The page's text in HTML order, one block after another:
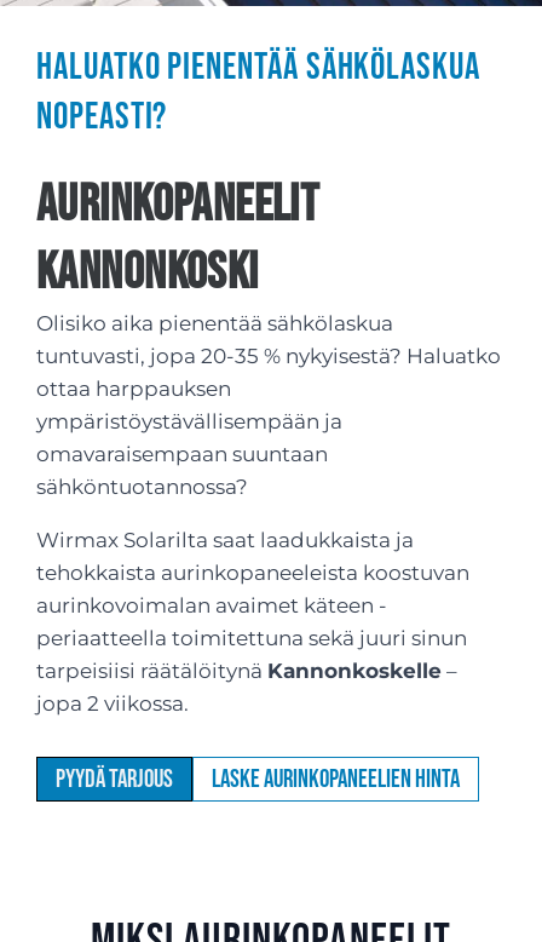
Haluatko pienentää sähkölaskua
nopeasti?
Aurinkopaneelit
Kannonkoski
Olisiko aika pienentää sähkölaskua
tuntuvasti, jopa 20-35 % nykyisestä? Haluatko
ottaa harppauksen
ympäristöystävällisempään ja
omavaraisempaan suuntaan
sähköntuotannossa?
Wirmax Solarilta saat laadukkaista ja
tehokkaista aurinkopaneeleista koostuvan
aurinkovoimalan avaimet käteen -
periaatteella toimitettuna sekä juuri sinun
tarpeisiisi räätälöitynä Kannonkoskelle –
jopa 2 viikossa.
Pyydä tarjous Laske aurinkopaneelien hinta